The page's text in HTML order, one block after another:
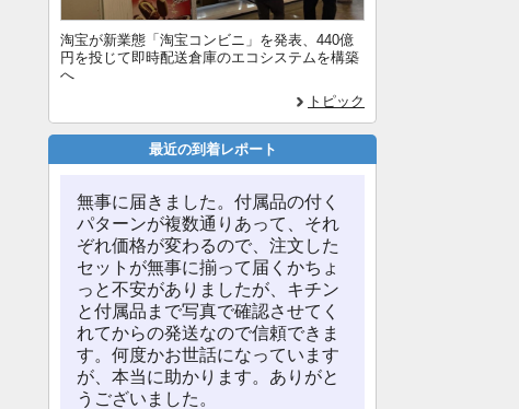
淘宝が新業態「淘宝コンビニ」を発表、440億
円を投じて即時配送倉庫のエコシステムを構築
へ
トピック
最近の到着レポート
無事に届きました。付属品の付く
パターンが複数通りあって、それ
ぞれ価格が変わるので、注文した
セットが無事に揃って届くかちょ
っと不安がありましたが、キチン
と付属品まで写真で確認させてく
れてからの発送なので信頼できま
す。何度かお世話になっています
が、本当に助かります。ありがと
うございました。